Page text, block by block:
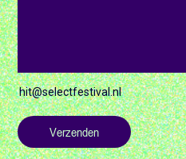
hit@selectfestival.nl
Verzenden